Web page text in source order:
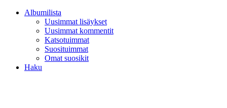
Albumilista
Uusimmat lisäykset
Uusimmat kommentit
Katsotuimmat
Suosituimmat
Omat suosikit
Haku